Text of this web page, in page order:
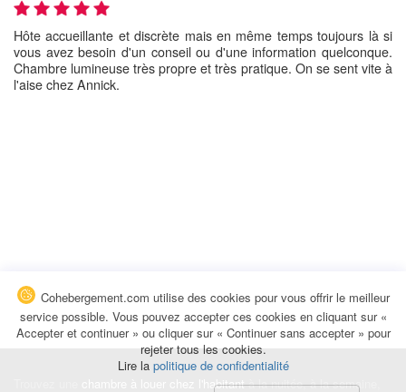
Hôte accueillante et discrète mais en même temps toujours là si
vous avez besoin d'un conseil ou d'une information quelconque.
Chambre lumineuse très propre et très pratique. On se sent vite à
l'aise chez Annick.
chambre à louer chez l'habitantà la nuitée, à la semaine,
Cohebergement.com utilise des cookies pour vous offrir le meilleur
service possible. Vous pouvez accepter ces cookies en cliquant sur «
Accepter et continuer » ou cliquer sur « Continuer sans accepter » pour
rejeter tous les cookies.
Lire la politique de confidentialité